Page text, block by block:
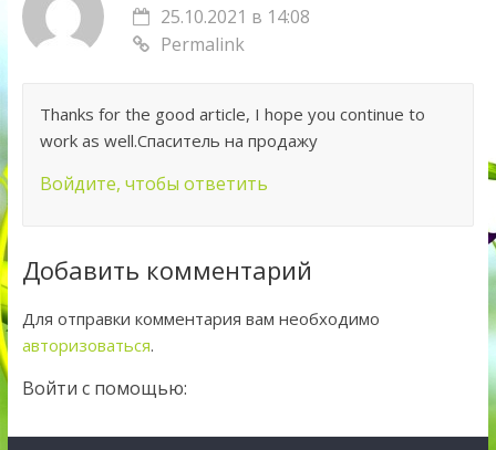
25.10.2021 в 14:08
Permalink
Thanks for the good article, I hope you continue to
work as well.Спаситель на продажу
Войдите, чтобы ответить
Добавить комментарий
Для отправки комментария вам необходимо
авторизоваться.
Войти с помощью: